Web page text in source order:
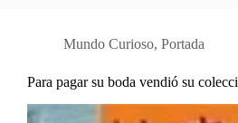
Mundo Curioso, Portada
Para pagar su boda vendió su